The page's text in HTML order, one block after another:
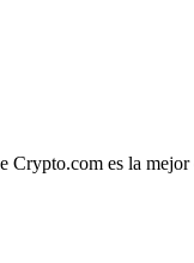
Crypto.com es la